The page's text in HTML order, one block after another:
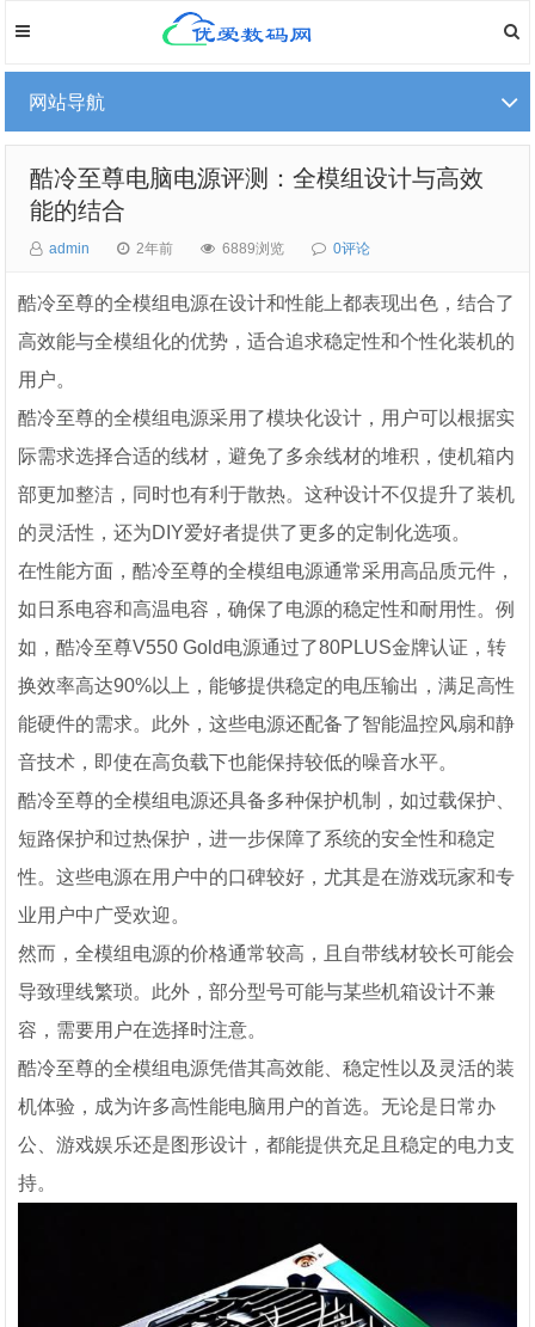
网站导航
酷冷至尊电脑电源评测：全模组设计与高效
能的结合
admin 2年前 6889浏览 0评论
酷冷至尊的全模组电源在设计和性能上都表现出色，结合了
高效能与全模组化的优势，适合追求稳定性和个性化装机的
用户。
酷冷至尊的全模组电源采用了模块化设计，用户可以根据实
际需求选择合适的线材，避免了多余线材的堆积，使机箱内
部更加整洁，同时也有利于散热。这种设计不仅提升了装机
的灵活性，还为DIY爱好者提供了更多的定制化选项。
在性能方面，酷冷至尊的全模组电源通常采用高品质元件，
如日系电容和高温电容，确保了电源的稳定性和耐用性。例
如，酷冷至尊V550 Gold电源通过了80PLUS金牌认证，转
换效率高达90%以上，能够提供稳定的电压输出，满足高性
能硬件的需求。此外，这些电源还配备了智能温控风扇和静
音技术，即使在高负载下也能保持较低的噪音水平。
酷冷至尊的全模组电源还具备多种保护机制，如过载保护、
短路保护和过热保护，进一步保障了系统的安全性和稳定
性。这些电源在用户中的口碑较好，尤其是在游戏玩家和专
业用户中广受欢迎。
然而，全模组电源的价格通常较高，且自带线材较长可能会
导致理线繁琐。此外，部分型号可能与某些机箱设计不兼
容，需要用户在选择时注意。
酷冷至尊的全模组电源凭借其高效能、稳定性以及灵活的装
机体验，成为许多高性能电脑用户的首选。无论是日常办
公、游戏娱乐还是图形设计，都能提供充足且稳定的电力支
持。